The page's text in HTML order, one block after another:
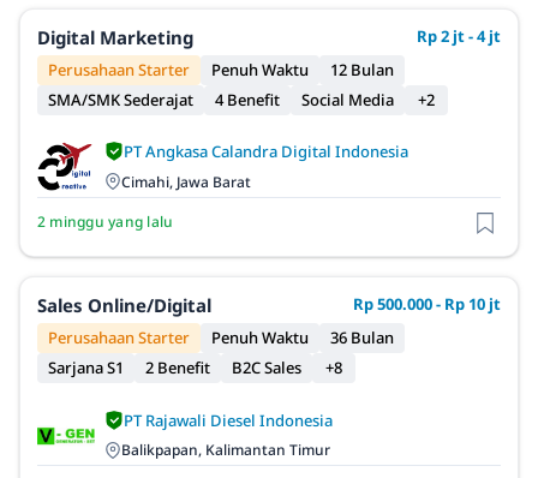
Digital Marketing
Rp 2 jt - 4 jt
Perusahaan Starter
Penuh Waktu
12 Bulan
SMA/SMK Sederajat
4 Benefit Social Media +2
PT Angkasa Calandra Digital Indonesia
Cimahi, Jawa Barat
2 minggu yang lalu
Sales Online/Digital
Rp 500.000 - Rp 10 jt
Perusahaan Starter
Penuh Waktu
36 Bulan
Sarjana S1
2 Benefit B2C Sales +8
PT Rajawali Diesel Indonesia
Balikpapan, Kalimantan Timur